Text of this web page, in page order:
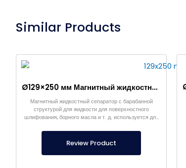
Similar Products
Ø129×250 мм Магнитный жидкостный сепаратор
Магнитный жидкостный сепаратор с барабанной
структурой для жидкости для поверхностного
шлифования, борного масла и т. д. используется для
Review Product